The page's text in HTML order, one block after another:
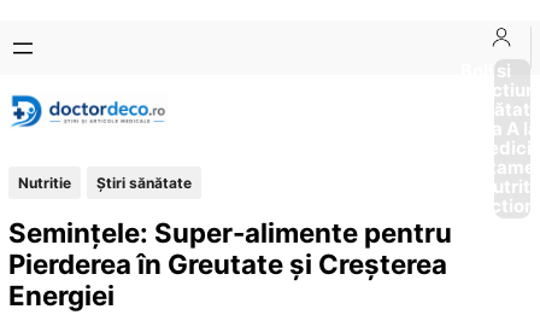
conținut
content
Boli si
Afectiuni
Sănătate
de la A
Nutritie Ştiri sănătate
Semințele: Super-alimente pentru
Pierderea în Greutate și Creșterea
Energiei